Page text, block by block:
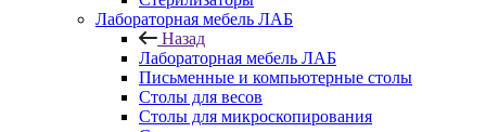
Лабораторная мебель ЛАБ
Назад
Лабораторная мебель ЛАБ
Письменные и компьютерные столы
Столы для весов
Столы для микроскопирования